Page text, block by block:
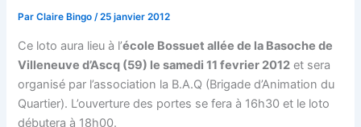
ParClaire Bingo/25 janvier 2012
Ce loto aura lieu à l’école Bossuet allée de la Basoche de
Villeneuve d’Ascq (59) le samedi 11 fevrier 2012 et sera
organisé par l’association la B.A.Q (Brigade d’Animation du
Quartier). L’ouverture des portes se fera à 16h30 et le loto
débutera à 18h00.